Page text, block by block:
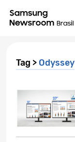
Tag > Odyssey